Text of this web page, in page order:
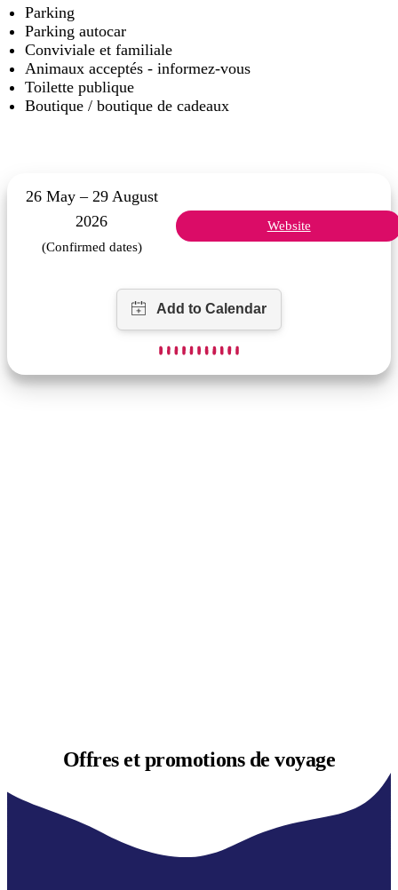
Parking
Parking autocar
Conviviale et familiale
Animaux acceptés - informez-vous
Toilette publique
Boutique / boutique de cadeaux
26 May – 29 August
2026
(Confirmed dates)
Website
Offres etpromotions de voyage